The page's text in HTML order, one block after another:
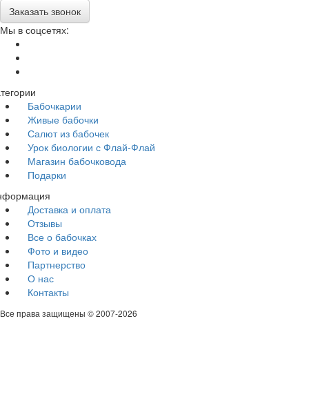
Заказать звонок
Мы в соцсетях:
Бабочкарии
Живые бабочки
Салют из бабочек
Урок биологии с Флай-Флай
Магазин бабочковода
Подарки
Доставка и оплата
Отзывы
Все о бабочках
Фото и видео
Партнерство
О нас
Контакты
Все права защищены © 2007-2026